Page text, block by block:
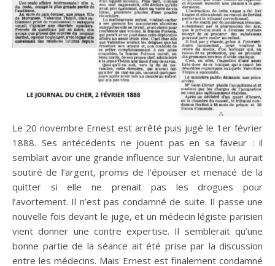
Le 20 novembre Ernest est arrêté puis jugé le 1er février
1888. Ses antécédents ne jouent pas en sa faveur : il
semblait avoir une grande influence sur Valentine, lui aurait
soutiré de l’argent, promis de l’épouser et menacé de la
quitter si elle ne prenait pas les drogues pour
l’avortement. Il n’est pas condamné de suite. Il passe une
nouvelle fois devant le juge, et un médecin légiste parisien
vient donner une contre expertise. Il semblerait qu’une
bonne partie de la séance ait été prise par la discussion
entre les médecins. Mais Ernest est finalement condamné